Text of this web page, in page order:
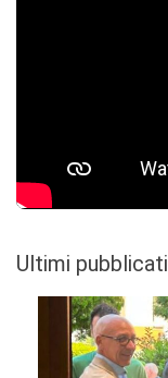
Ultimi pubblicati